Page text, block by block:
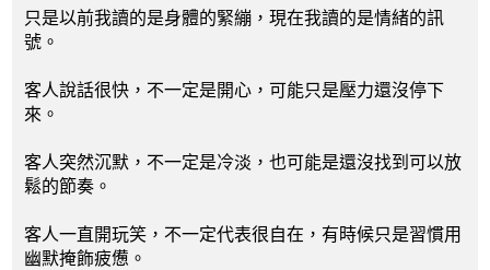
只是以前我讀的是身體的緊繃，現在我讀的是情緒的訊
號。
客人說話很快，不一定是開心，可能只是壓力還沒停下
來。
客人突然沉默，不一定是冷淡，也可能是還沒找到可以放
鬆的節奏。
客人一直開玩笑，不一定代表很自在，有時候只是習慣用
幽默掩飾疲憊。